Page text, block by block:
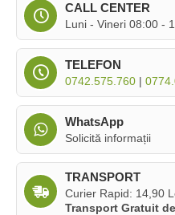
CALL CENTER
Luni - Vineri 08:00 -
TELEFON
0742.575.760 |
WhatsApp
Solicită informații
TRANSPORT
Curier Rapid: 14,90
Transport Gratuit